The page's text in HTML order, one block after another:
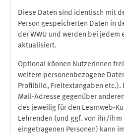
Diese Daten sind identisch mit
Person gespeicherten Daten in
der WWU und werden bei jedem
aktualisiert.
Optional können NutzerInnen
weitere personenbezogene
Profilbild, Freitextangaben etc.).
Mail-Adresse gegenüber
des jeweilig für den Learnweb-
Lehrenden (und ggf. von ihr/ihm
eingetragenen Personen) kann